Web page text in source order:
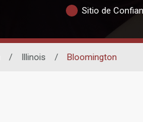
Sitio de
/ Illinois / Bloomington